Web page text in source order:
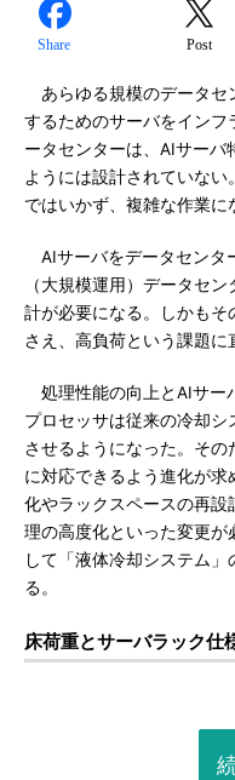
Share Post
あらゆる規模のデータセ
するためのサーバをイン
ータセンターは、AIサーバ
ようには設計されていな
ではいかず、複雑な作業に
AIサーバをデータセンタ
（大規模運用）データセ
計が必要になる。しかも
さえ、高負荷という課題に
処理性能の向上とAIサー
プロセッサは従来の冷却
させるようになった。そ
に対応できるよう進化が
化やラックスペースの再設
理の高度化といった変更が
して「液体冷却システム
る。
床荷重とサーバラック仕